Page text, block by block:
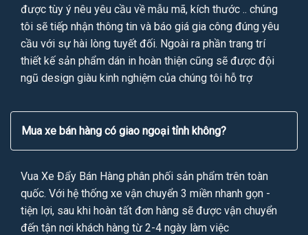
được tùy ý nêu yêu cầu về mẫu mã, kích thước .. chúng
tôi sẽ tiếp nhận thông tin và báo giá gia công đúng yêu
cầu với sự hài lòng tuyết đối. Ngoài ra phần trang trí
thiết kế sản phẩm dán in hoàn thiện cũng sẽ được đội
ngũ design giàu kinh nghiệm của chúng tôi hỗ trợ
Mua xe bán hàng có giao ngoại tỉnh không?
Vua Xe Đẩy Bán Hàng phân phối sản phẩm trên toàn
quốc. Với hệ thống xe vận chuyển 3 miền nhanh gọn -
tiện lợi, sau khi hoàn tất đơn hàng sẽ được vận chuyển
đến tận nơi khách hàng từ 2-4 ngày làm việc